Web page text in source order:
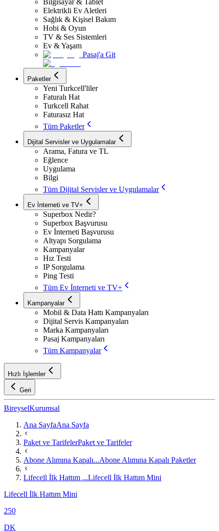
Bilgisayar & Tablet
Elektrikli Ev Aletleri
Sağlık & Kişisel Bakım
Hobi & Oyun
TV & Ses Sistemleri
Ev & Yaşam
Pasaj'a Git
Paketler
Yeni Turkcell'liler
Faturalı Hat
Turkcell Rahat
Faturasız Hat
Tüm Paketler
Dijital Servisler ve Uygulamalar
Arama, Fatura ve TL
Eğlence
Uygulama
Bilgi
Tüm Dijital Servisler ve Uygulamalar
Ev İnterneti ve TV+
Superbox Nedir?
Superbox Başvurusu
Ev İnterneti Başvurusu
Altyapı Sorgulama
Kampanyalar
Hız Testi
IP Sorgulama
Ping Testi
Tüm Ev İnterneti ve TV+
Kampanyalar
Mobil & Data Hattı Kampanyaları
Dijital Servis Kampanyaları
Marka Kampanyaları
Pasaj Kampanyaları
Tüm Kampanyalar
Hızlı İşlemler
Geri
BireyselKurumsal
Ana SayfaAna Sayfa
Paket ve TarifelerPaket ve Tarifeler
Abone Alımına Kapalı...Abone Alımına Kapalı Paketler
Lifecell İlk Hattım ...Lifecell İlk Hattım Mini
Lifecell İlk Hattım Mini
250
DK